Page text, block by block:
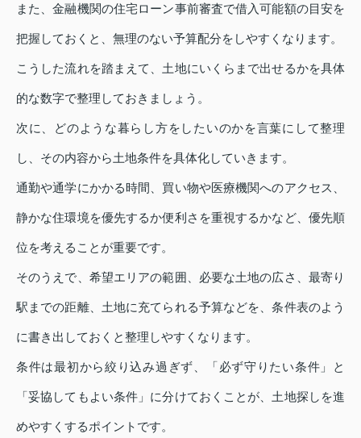
また、金融機関の住宅ローン事前審査で借入可能額の目安を
把握しておくと、無理のない予算配分をしやすくなります。
こうした流れを踏まえて、土地にいくらまで出せるかを具体
的な数字で整理しておきましょう。
次に、どのような暮らし方をしたいのかを言葉にして整理
し、その内容から土地条件を具体化していきます。
通勤や通学にかかる時間、買い物や医療機関へのアクセス、
静かな住環境を優先するか便利さを重視するかなど、優先順
位を考えることが重要です。
そのうえで、希望エリアの範囲、必要な土地の広さ、最寄り
駅までの距離、土地に充てられる予算などを、条件表のよう
に書き出しておくと整理しやすくなります。
条件は最初から絞り込み過ぎず、「必ず守りたい条件」と
「妥協してもよい条件」に分けておくことが、土地探しを進
めやすくするポイントです。